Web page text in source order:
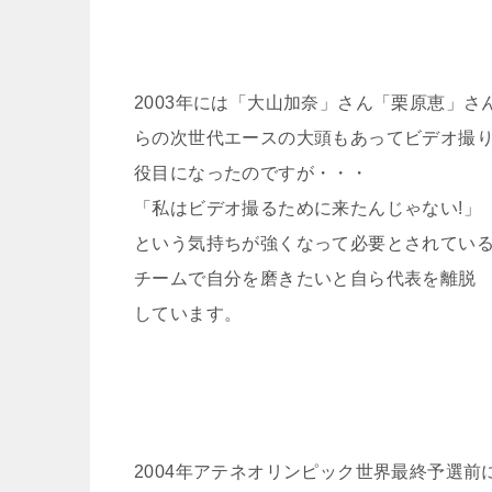
2003年には「大山加奈」さん「栗原恵」さ
らの次世代エースの大頭もあってビデオ撮
役目になったのですが・・・
「私はビデオ撮るために来たんじゃない!」
という気持ちが強くなって必要とされている
チームで自分を磨きたいと自ら代表を離脱
しています。
2004年アテネオリンピック世界最終予選前